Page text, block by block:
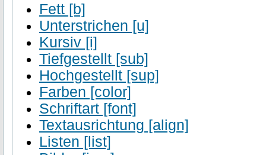
Fett [b]
Unterstrichen [u]
Kursiv [i]
Tiefgestellt [sub]
Hochgestellt [sup]
Farben [color]
Schriftart [font]
Textausrichtung [align]
Listen [list]